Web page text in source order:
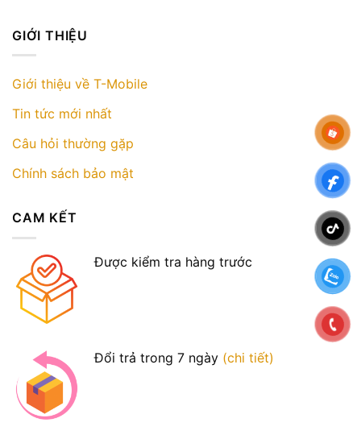
GIỚI THIỆU
Giới thiệu về T-Mobile
Tin tức mới nhất
Câu hỏi thường gặp
Chính sách bảo mật
CAM KẾT
Được kiểm tra hàng trước
Đổi trả trong 7 ngày (chi tiết)